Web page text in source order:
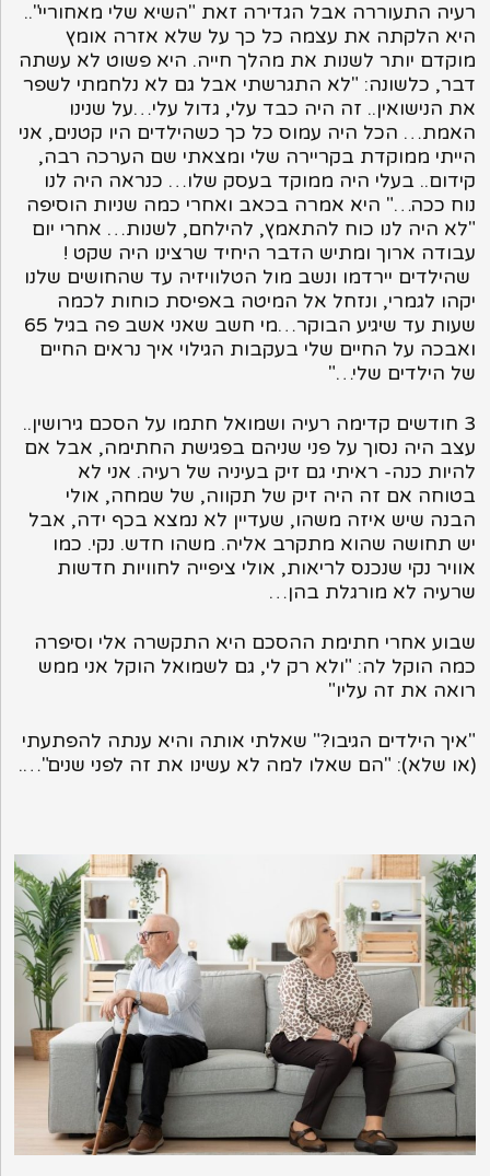
רעיה התעוררה אבל הגדירה זאת "השיא שלי מאחוריי"..
היא הלקתה את עצמה כל כך על שלא אזרה אומץ
מוקדם יותר לשנות את מהלך חייה. היא פשוט לא עשתה
דבר, כלשונה: "לא התגרשתי אבל גם לא נלחמתי לשפר
את הנישואין.. זה היה כבד עלי, גדול עלי…על שנינו
האמת… הכל היה עמוס כל כך כשהילדים היו קטנים, אני
הייתי ממוקדת בקריירה שלי ומצאתי שם הערכה רבה,
קידום.. בעלי היה ממוקד בעסק שלו… כנראה היה לנו
נוח ככה…" היא אמרה בכאב ואחרי כמה שניות הוסיפה
"לא היה לנו כוח להתאמץ, להילחם, לשנות… אחרי יום
עבודה ארוך ומתיש הדבר היחיד שרצינו היה שקט !
שהילדים יירדמו ונשב מול הטלוויזיה עד שהחושים שלנו
יקהו לגמרי, ונזחל אל המיטה באפיסת כוחות לכמה
שעות עד שיגיע הבוקר…מי חשב שאני אשב פה בגיל 65
ואבכה על החיים שלי בעקבות הגילוי איך נראים החיים
של הילדים שלי…"
3 חודשים קדימה רעיה ושמואל חתמו על הסכם גירושין..
עצב היה נסוך על פני שניהם בפגישת החתימה, אבל אם
להיות כנה- ראיתי גם זיק בעיניה של רעיה. אני לא
בטוחה אם זה היה זיק של תקווה, של שמחה, אולי
הבנה שיש איזה משהו, שעדיין לא נמצא בכף ידה, אבל
יש תחושה שהוא מתקרב אליה. משהו חדש. נקי. כמו
אוויר נקי שנכנס לריאות, אולי ציפייה לחוויות חדשות
שרעיה לא מורגלת בהן…
שבוע אחרי חתימת ההסכם היא התקשרה אלי וסיפרה
כמה הוקל לה: "ולא רק לי, גם לשמואל הוקל אני ממש
רואה את זה עליו"
"איך הילדים הגיבו?" שאלתי אותה והיא ענתה להפתעתי
(או שלא): "הם שאלו למה לא עשינו את זה לפני שנים"….